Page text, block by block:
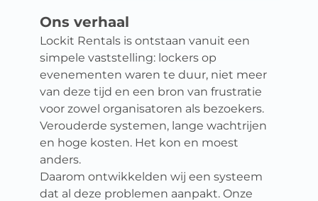
Ons verhaal
Lockit Rentals is ontstaan vanuit een
simpele vaststelling: lockers op
evenementen waren te duur, niet meer
van deze tijd en een bron van frustratie
voor zowel organisatoren als bezoekers.
Verouderde systemen, lange wachtrijen
en hoge kosten. Het kon en moest
anders.
Daarom ontwikkelden wij een systeem
dat al deze problemen aanpakt. Onze